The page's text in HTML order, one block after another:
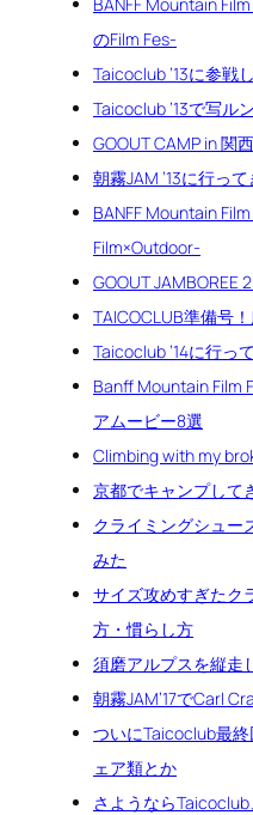
のFilm Fes-
Taicoclub ’13に参戦
Taicoclub ’13で写ル
GOOUT CAMP in 関
朝霧JAM ’13に行っ
BANFF Mountain
Film×Outdoor-
GOOUT JAMBOREE
TAICOCLUB準備号
Taicoclub ’14に行っ
Banff Mountain Film
アムービー8選
Climbing with my
京都でキャンプして
クライミングシュー
みた
サイズ攻めすぎたク
方・慣らし方
須磨アルプスを縦走
朝霧JAM’17でCarl
ついにTaicoclub最
ェア類とか
さようならTaicoclub